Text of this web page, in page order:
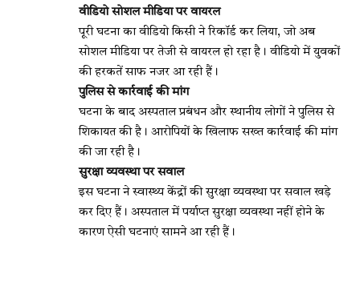
वीडियो सोशल मीडिया पर वायरल
पूरी घटना का वीडियो किसी ने रिकॉर्ड कर लिया, जो अब
सोशल मीडिया पर तेजी से वायरल हो रहा है। वीडियो में युवकों
की हरकतें साफ नजर आ रही हैं।
पुलिस से कार्रवाई की मांग
घटना के बाद अस्पताल प्रबंधन और स्थानीय लोगों ने पुलिस से
शिकायत की है। आरोपियों के खिलाफ सख्त कार्रवाई की मांग
की जा रही है।
सुरक्षा व्यवस्था पर सवाल
इस घटना ने स्वास्थ्य केंद्रों की सुरक्षा व्यवस्था पर सवाल खड़े
कर दिए हैं। अस्पताल में पर्याप्त सुरक्षा व्यवस्था नहीं होने के
कारण ऐसी घटनाएं सामने आ रही हैं।